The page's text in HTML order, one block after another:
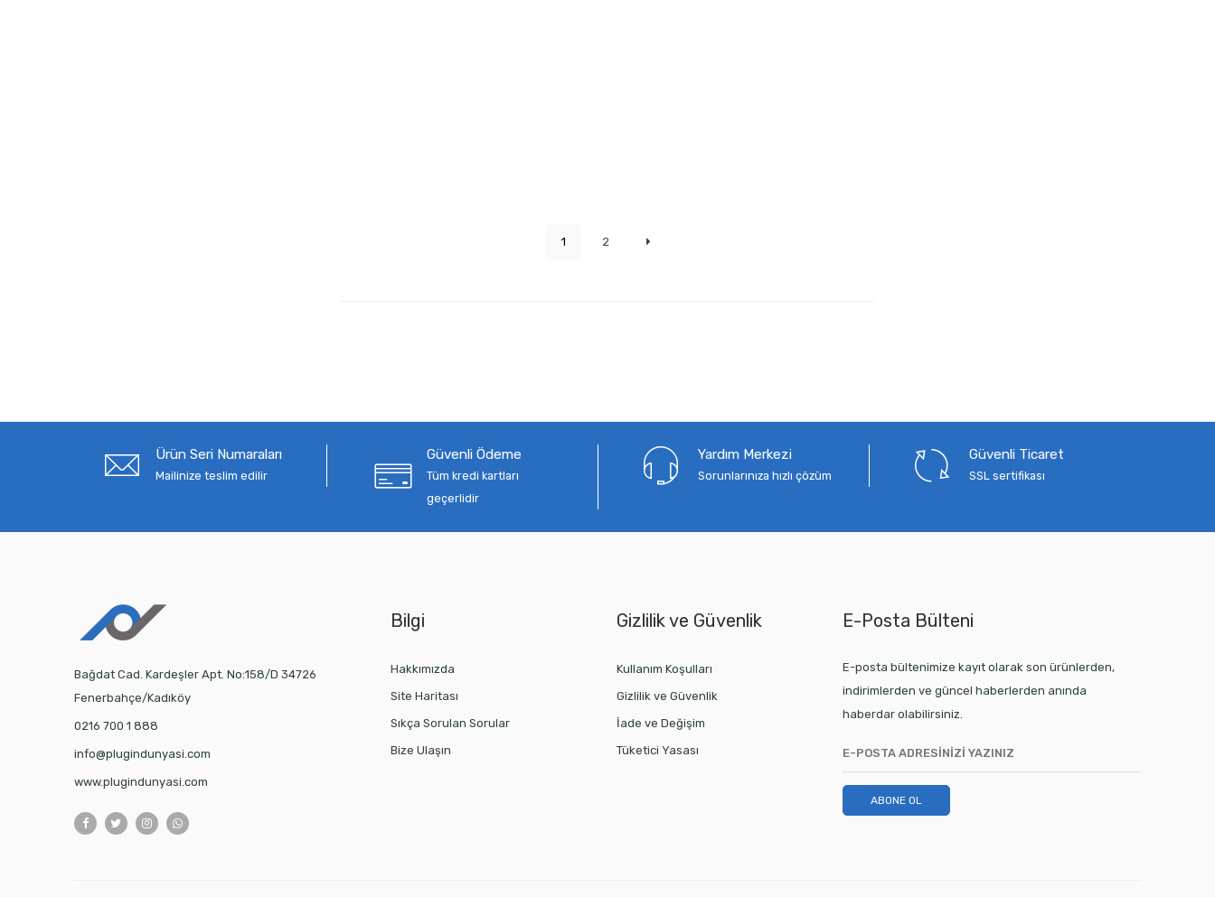
1 2
Ürün Seri Numaraları
Mailinize teslim edilir
Güvenli Ödeme
Tüm kredi kartları
geçerlidir
Yardım Merkezi
Sorunlarınıza hızlı çözüm
Güvenli Ticaret
SSL sertifikası
Bağdat Cad. Kardeşler Apt. No:158/D 34726
Fenerbahçe/Kadıköy
0216 700 1 888
info@plugindunyasi.com
www.plugindunyasi.com
Bilgi
Hakkımızda
Site Haritası
Sıkça Sorulan Sorular
Bize Ulaşın
Gizlilik ve Güvenlik
Kullanım Koşulları
Gizlilik ve Güvenlik
İade ve Değişim
Tüketici Yasası
E-Posta Bülteni
E-posta bültenimize kayıt olarak son ürünlerden,
indirimlerden ve güncel haberlerden anında
haberdar olabilirsiniz.
ABONE OL